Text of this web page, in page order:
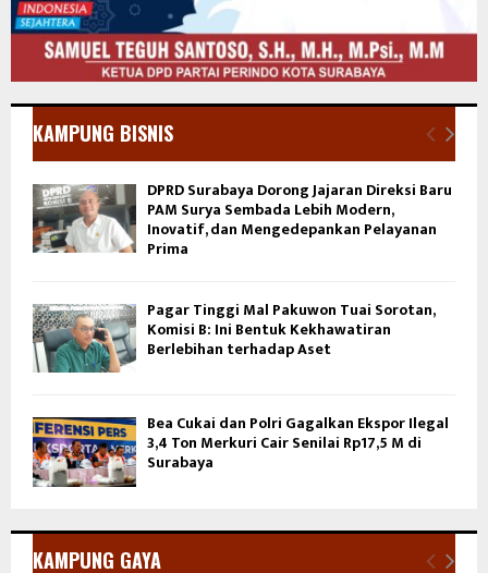
KAMPUNG BISNIS
DPRD Surabaya Dorong Jajaran Direksi Baru
PAM Surya Sembada Lebih Modern,
Inovatif, dan Mengedepankan Pelayanan
Prima
Pagar Tinggi Mal Pakuwon Tuai Sorotan,
Komisi B: Ini Bentuk Kekhawatiran
Berlebihan terhadap Aset
Bea Cukai dan Polri Gagalkan Ekspor Ilegal
3,4 Ton Merkuri Cair Senilai Rp17,5 M di
Surabaya
KAMPUNG GAYA